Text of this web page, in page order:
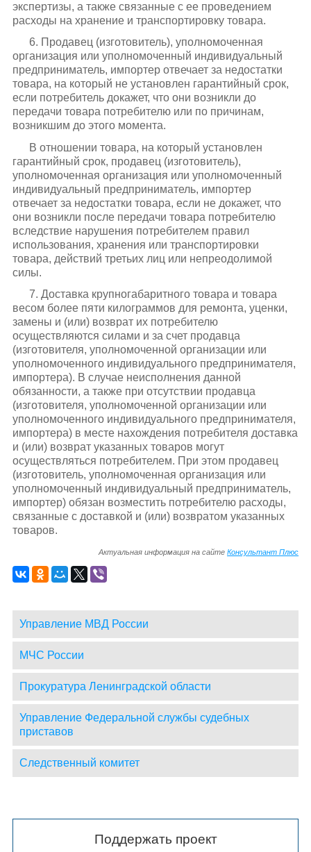
экспертизы, а также связанные с ее проведением
расходы на хранение и транспортировку товара.
6. Продавец (изготовитель), уполномоченная
организация или уполномоченный индивидуальный
предприниматель, импортер отвечает за недостатки
товара, на который не установлен гарантийный срок,
если потребитель докажет, что они возникли до
передачи товара потребителю или по причинам,
возникшим до этого момента.
В отношении товара, на который установлен
гарантийный срок, продавец (изготовитель),
уполномоченная организация или уполномоченный
индивидуальный предприниматель, импортер
отвечает за недостатки товара, если не докажет, что
они возникли после передачи товара потребителю
вследствие нарушения потребителем правил
использования, хранения или транспортировки
товара, действий третьих лиц или непреодолимой
силы.
7. Доставка крупногабаритного товара и товара
весом более пяти килограммов для ремонта, уценки,
замены и (или) возврат их потребителю
осуществляются силами и за счет продавца
(изготовителя, уполномоченной организации или
уполномоченного индивидуального предпринимателя,
импортера). В случае неисполнения данной
обязанности, а также при отсутствии продавца
(изготовителя, уполномоченной организации или
уполномоченного индивидуального предпринимателя,
импортера) в месте нахождения потребителя доставка
и (или) возврат указанных товаров могут
осуществляться потребителем. При этом продавец
(изготовитель, уполномоченная организация или
уполномоченный индивидуальный предприниматель,
импортер) обязан возместить потребителю расходы,
связанные с доставкой и (или) возвратом указанных
товаров.
Актуальная информация на сайтеКонсультант Плюс
Управление МВД России
МЧС России
Прокуратура Ленинградской области
Управление Федеральной службы судебных
приставов
Следственный комитет
Поддержать проект